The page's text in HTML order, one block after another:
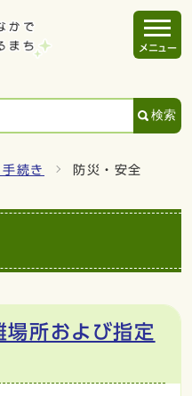
検索
メニュー
続き 防災・安全
場所および指定